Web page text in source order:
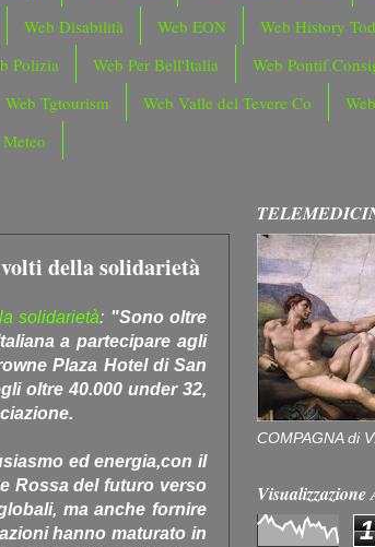
Web Disabilità Web EON
Web History
Polizia Web Per Bell'Italia
Web
Web Tgtourism Web Valle del Tevere Co
della solidarietà
solidarietà: "Sono oltre
a partecipare agli
Plaza Hotel di San
oltre 40.000 under 32,
ed energia,con il
Rossa del futuro verso
ma anche fornire
hanno maturato in
COMPAGNA di
1